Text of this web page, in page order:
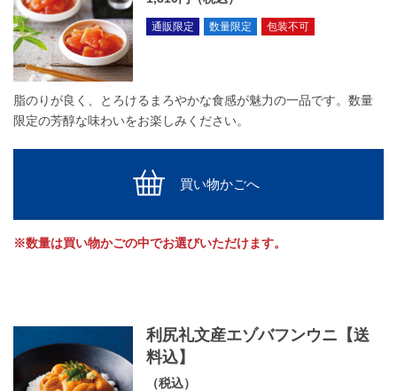
通販限定 数量限定 包装不可
脂のりが良く、とろけるまろやかな食感が魅力の一品です。数量
限定の芳醇な味わいをお楽しみください。
買い物かごへ
※数量は買い物かごの中でお選びいただけます。
利尻礼文産エゾバフンウニ【送
料込】
（税込）